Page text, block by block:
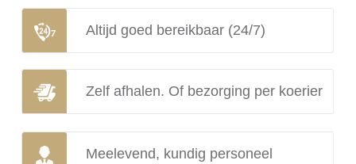
Altijd goed bereikbaar (24/7)
Zelf afhalen. Of bezorging per koerier
Meelevend, kundig personeel